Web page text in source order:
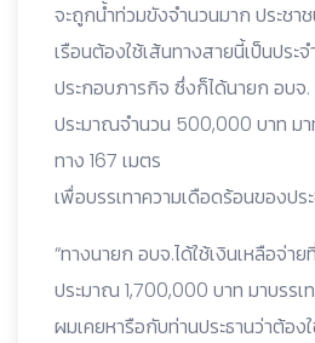
จะถูกน้ำท่วมขังจำนวนมาก ประช
เรือนต้องใช้เส้นทางสายนี้เป็นประ
ประกอบภารกิจ ซึ่งก็ได้นายก อบ
ประมาณจำนวน 500,000 บาท มา
ทาง 167 เมตร
เพื่อบรรเทาความเดือดร้อนของปร
“ทางนายก อบจ.ได้ใช้เงินเหลือจ่า
ประมาณ 1,700,000 บาท มาบรร
ผมเคยหารือกับท่านประธานว่าต้อ